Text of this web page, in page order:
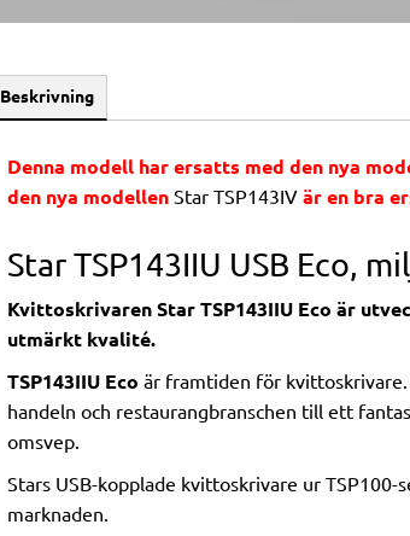
Beskrivning
Denna modell har ersatts med den nya
den nya modellen Star TSP143IV är en bra
Star TSP143IIU USB Eco,
Kvittoskrivaren Star TSP143IIU Eco är
utmärkt kvalité.
TSP143IIU Eco är framtiden för
handeln och restaurangbranschen till ett
omsvep.
Stars USB-kopplade kvittoskrivare ur TSP100-
marknaden.